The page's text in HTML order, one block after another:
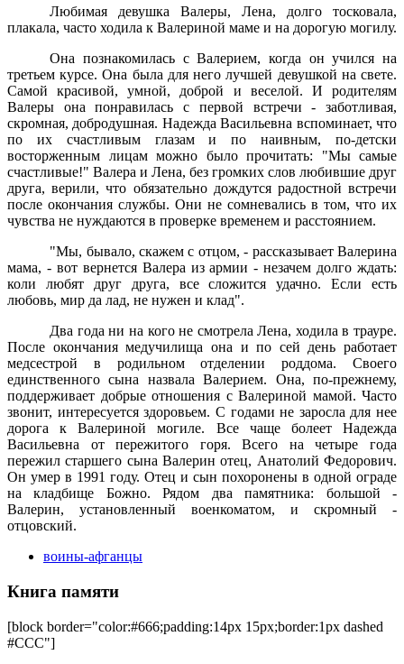
Любимая девушка Валеры, Лена, долго тосковала,
плакала, часто ходила к Валериной маме и на дорогую могилу.
Она познакомилась с Валерием, когда он учился на
третьем курсе. Она была для него лучшей девушкой на свете.
Самой красивой, умной, доброй и веселой. И родителям
Валеры она понравилась с первой встречи - заботливая,
скромная, добродушная. Надежда Васильевна вспоминает, что
по их счастливым глазам и по наивным, по-детски
восторженным лицам можно было прочитать: "Мы самые
счастливые!" Валера и Лена, без громких слов любившие друг
друга, верили, что обязательно дождутся радостной встречи
после окончания службы. Они не сомневались в том, что их
чувства не нуждаются в проверке временем и расстоянием.
"Мы, бывало, скажем с отцом, - рассказывает Валерина
мама, - вот вернется Валера из армии - незачем долго ждать:
коли любят друг друга, все сложится удачно. Если есть
любовь, мир да лад, не нужен и клад".
Два года ни на кого не смотрела Лена, ходила в трауре.
После окончания медучилища она и по сей день работает
медсестрой в родильном отделении роддома. Своего
единственного сына назвала Валерием. Она, по-прежнему,
поддерживает добрые отношения с Валериной мамой. Часто
звонит, интересуется здоровьем. С годами не заросла для нее
дорога к Валериной могиле. Все чаще болеет Надежда
Васильевна от пережитого горя. Всего на четыре года
пережил старшего сына Валерин отец, Анатолий Федорович.
Он умер в 1991 году. Отец и сын похоронены в одной ограде
на кладбище Божно. Рядом два памятника: большой -
Валерин, установленный военкоматом, и скромный -
отцовский.
воины-афганцы
Книга памяти
[block border="color:#666;padding:14px 15px;border:1px dashed
#CCC"]